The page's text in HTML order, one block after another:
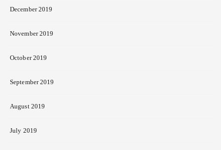
December 2019
November 2019
October 2019
September 2019
August 2019
July 2019